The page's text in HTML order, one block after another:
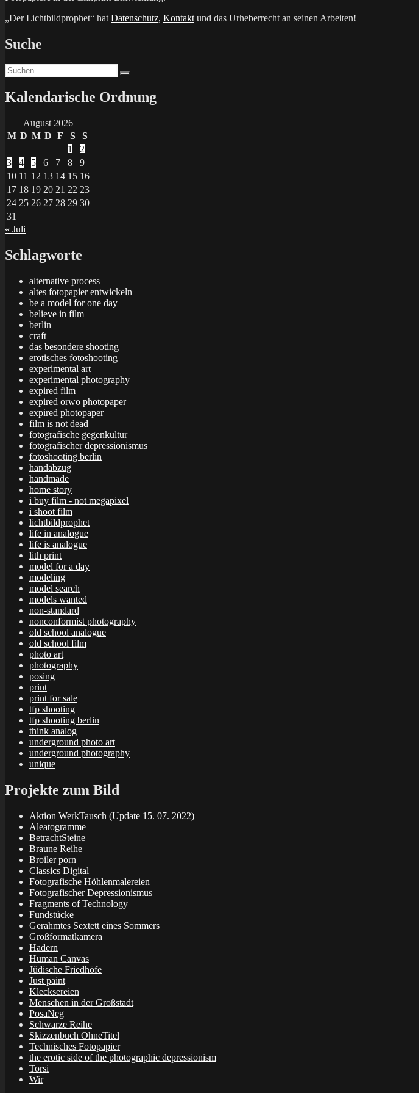
„Der Lichtbildprophet“ hat Datenschutz, Kontakt und das Urheberrecht an seinen Arbeiten!
Suche
Suchen
nach:
Kalendarische Ordnung
August 2026
M D M D F S
S
1
2
3
4 5 6 7 8
9
10 11 12 13 14 15 16
17 18 19 20 21 22 23
24 25 26 27 28 29 30
31
« Juli
Schlagworte
alternative process
altes fotopapier entwickeln
be a model for one day
believe in film
berlin
craft
das besondere shooting
erotisches fotoshooting
experimental art
experimental photography
expired film
expired orwo photopaper
expired photopaper
film is not dead
fotografische gegenkultur
fotografischer depressionismus
fotoshooting berlin
handabzug
handmade
home story
i buy film - not megapixel
i shoot film
lichtbildprophet
life in analogue
life is analogue
lith print
model for a day
modeling
model search
models wanted
non-standard
nonconformist photography
old school analogue
old school film
photo art
photography
posing
print
print for sale
tfp shooting
tfp shooting berlin
think analog
underground photo art
underground photography
unique
Projekte zum Bild
Aktion WerkTausch (Update 15. 07. 2022)
Aleatogramme
BetrachtSteine
Braune Reihe
Broiler porn
Classics Digital
Fotografische Höhlenmalereien
Fotografischer Depressionismus
Fragments of Technology
Fundstücke
Gerahmtes Sextett eines Sommers
Großformatkamera
Hadern
Human Canvas
Jüdische Friedhöfe
Just paint
Klecksereien
Menschen in der Großstadt
PosaNeg
Schwarze Reihe
Skizzenbuch OhneTitel
Technisches Fotopapier
the erotic side of the photographic depressionism
Torsi
Wir